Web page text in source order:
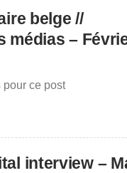
belge //
médias –
ce post
interview –